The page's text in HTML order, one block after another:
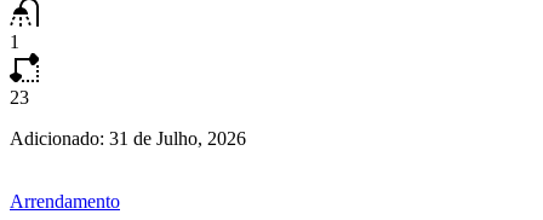
1
23
Adicionado: 31 de Julho, 2026
Arrendamento